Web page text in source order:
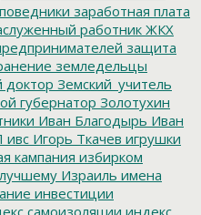
заработная плата
работник ЖКХ
защита
земледельцы
доктор Земский_учитель
губернатор Золотухин
Иван Благодырь Иван
ивс Игорь Ткачев игрушки
кампания избирком
Израиль имена
инвестиции
самоизоляции индекс